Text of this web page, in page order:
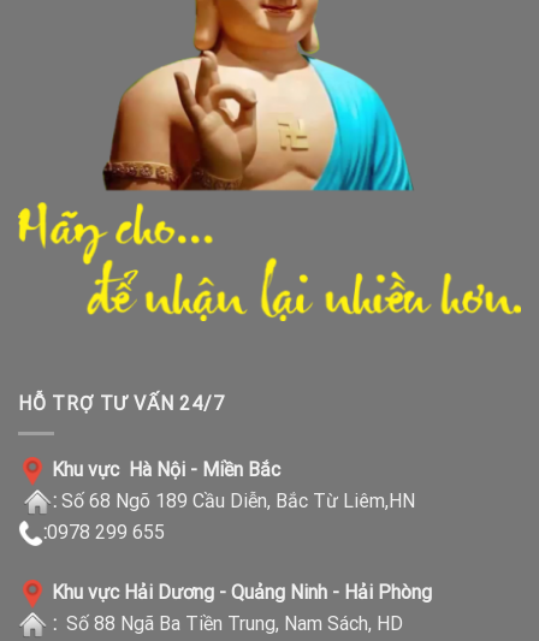
HỖ TRỢ TƯ VẤN 24/7
Khu vực Hà Nội - Miền Bắc
: Số 68 Ngõ 189 Cầu Diễn, Bắc Từ Liêm,HN
:0978 299 655
Khu vực Hải Dương - Quảng Ninh - Hải Phòng
: Số 88 Ngã Ba Tiền Trung, Nam Sách, HD